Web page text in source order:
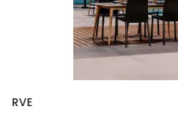
RVE